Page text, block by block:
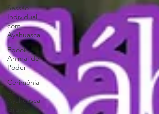
Sessão
Individual
com
Ayahuasca
Ebook
Animal de
Poder
Cerimônia
de
Ayahuasca
Grupo